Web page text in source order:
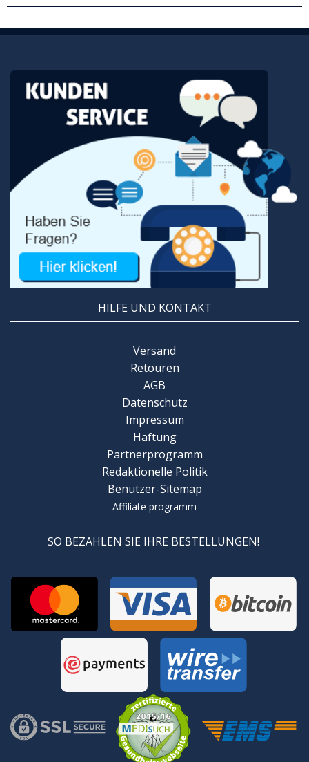
HILFE UND KONTAKT
Versand
Retouren
AGB
Datenschutz
Impressum
Haftung
Partnerprogramm
Redaktionelle Politik
Benutzer-Sitemap
Affiliate programm
SO BEZAHLEN SIE IHRE BESTELLUNGEN!